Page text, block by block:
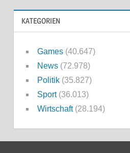
KATEGORIEN
Games(40.647)
News(72.978)
Politik(35.827)
Sport(36.013)
Wirtschaft(28.194)